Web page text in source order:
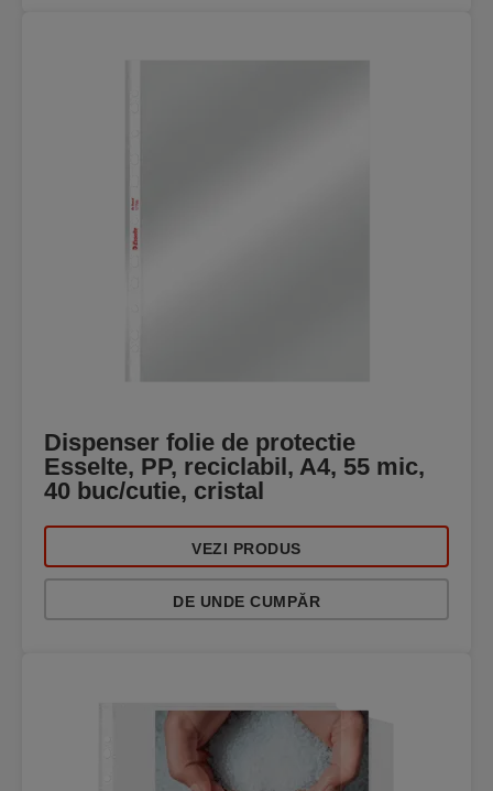
Dispenser folie de protectie
Esselte, PP, reciclabil, A4, 55 mic,
40 buc/cutie, cristal
VEZI PRODUS
DE UNDE CUMPĂR